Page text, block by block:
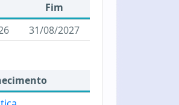
Fim
31/08/2027